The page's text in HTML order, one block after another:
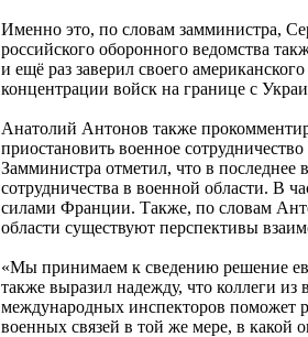
Именно это, по словам замминистра,
российского оборонного ведомства
и ещё раз заверил своего
концентрации войск на границе с
Анатолий Антонов также
приостановить военное
Замминистра отметил, что в
сотрудничества в военной области. В
силами Франции. Также, по словам
области существуют перспективы
«Мы принимаем к сведению решение
также выразил надежду, что коллеги
международных инспекторов поможет
военных связей в той же мере, в какой